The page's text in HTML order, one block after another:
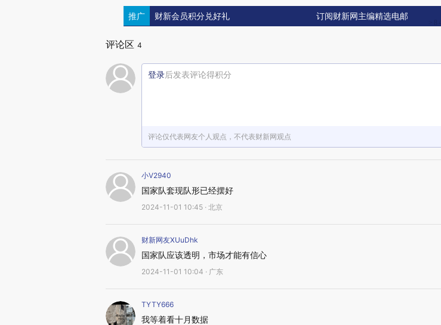
推广 财新会员积分兑好礼 订阅财新网主编精选电邮
评论区 4
登录后发表评论得积分
评论仅代表网友个人观点，不代表财新网观点
小V2940
国家队套现队形已经摆好
2024-11-01 10:45 · 北京
财新网友XUuDhk
国家队应该透明，市场才能有信心
2024-11-01 10:04 · 广东
TYTY666
我等着看十月数据